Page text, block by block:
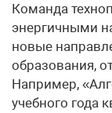
Команда
энергичными
новые
образования,
Например,
учебного года